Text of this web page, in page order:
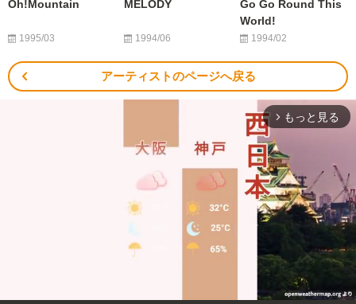
Oh!Mountain
1995/03
MELODY
1994/06
Go Go Round This
World!
1994/02
アーティストのページへ戻る
arrow_forward_ios もっと見る